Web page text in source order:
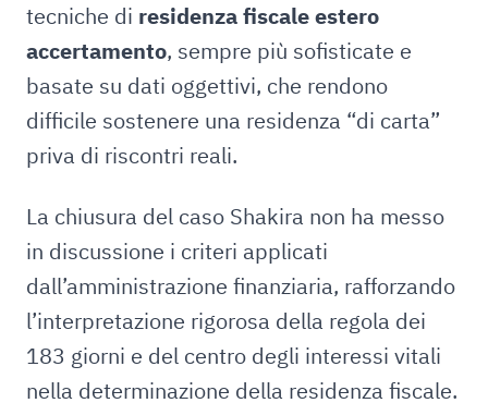
tecniche di residenza fiscale estero
accertamento, sempre più sofisticate e
basate su dati oggettivi, che rendono
difficile sostenere una residenza “di carta”
priva di riscontri reali.
La chiusura del caso Shakira non ha messo
in discussione i criteri applicati
dall’amministrazione finanziaria, rafforzando
l’interpretazione rigorosa della regola dei
183 giorni e del centro degli interessi vitali
nella determinazione della residenza fiscale.